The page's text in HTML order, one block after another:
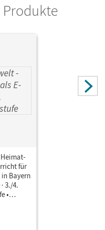
für
Bayern
3./4.
•
Book